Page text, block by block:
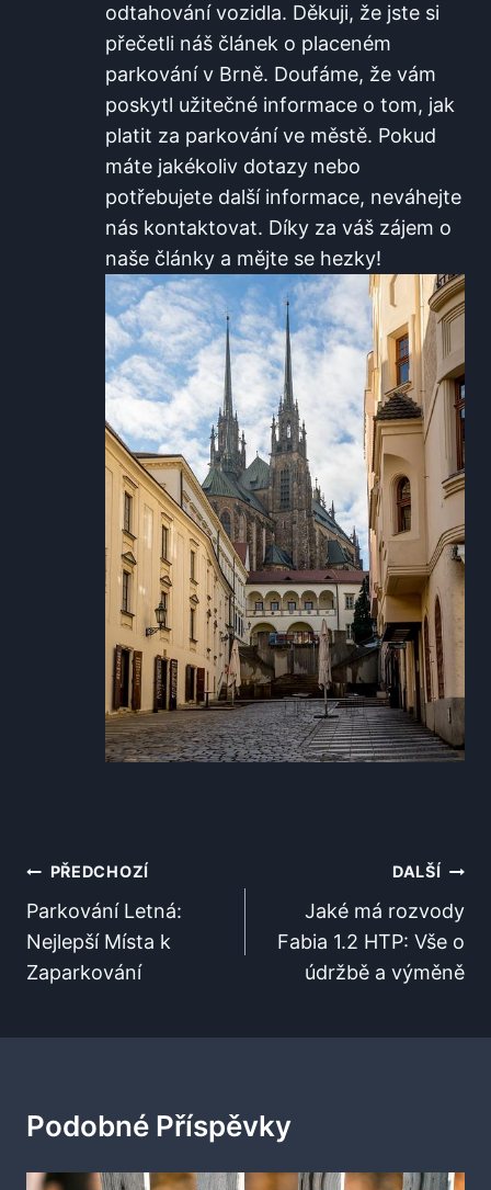
odtahování ⁣vozidla. Děkuji, že jste si
přečetli náš ‌článek o placeném
parkování v Brně. ⁣Doufáme, že vám
poskytl užitečné informace o tom, jak
platit ⁤za parkování ve ⁣městě. Pokud
máte jakékoliv dotazy nebo⁣
potřebujete další informace, neváhejte
nás kontaktovat. Díky za ⁢váš zájem o
naše články a mějte se hezky!
Navigace
Pro
Příspěvek
PŘEDCHOZÍ
Parkování Letná:
Nejlepší Místa k
Zaparkování
DALŠÍ
Jaké má rozvody
Fabia 1.2 HTP: Vše o
údržbě a výměně
Podobné Příspěvky